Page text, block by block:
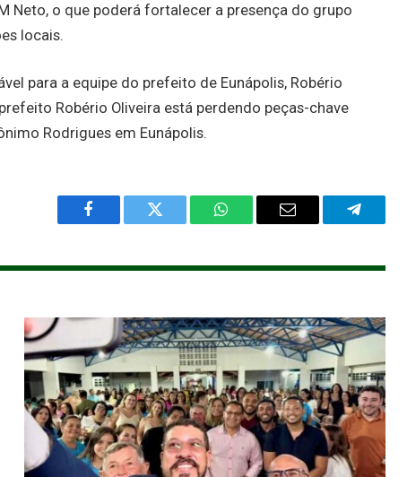
Neto, o que poderá fortalecer a presença do grupo
locais.
para a equipe do prefeito de Eunápolis, Robério
Robério Oliveira está perdendo peças-chave
Rodrigues em Eunápolis.
Facebook Twitter WhatsAppEmail Telegram